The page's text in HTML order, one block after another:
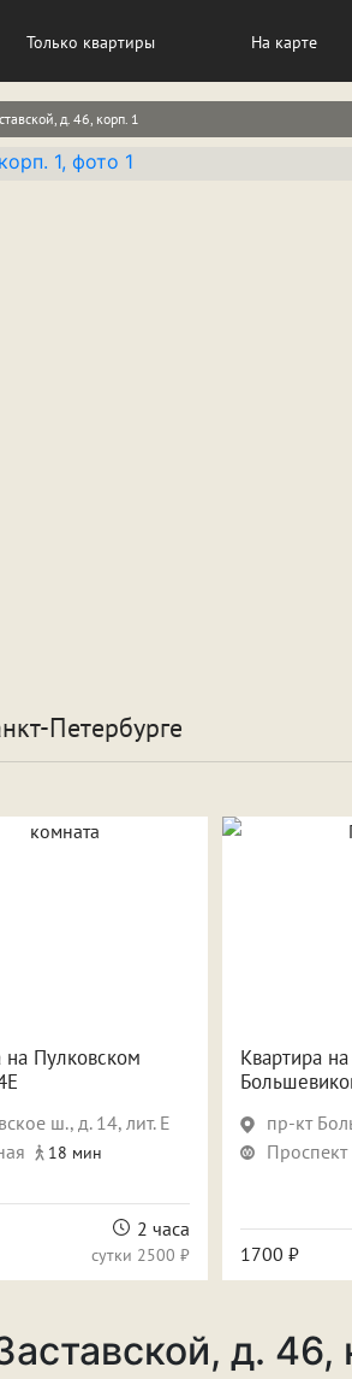
Только квартиры На карте
д. 46, корп. 1
Петербурге
на Пулковском
ш., д. 14, лит. Е
18 мин
2 часа
сутки 2500 ₽
Квартира
пр-кт
1700 ₽
д. 46,